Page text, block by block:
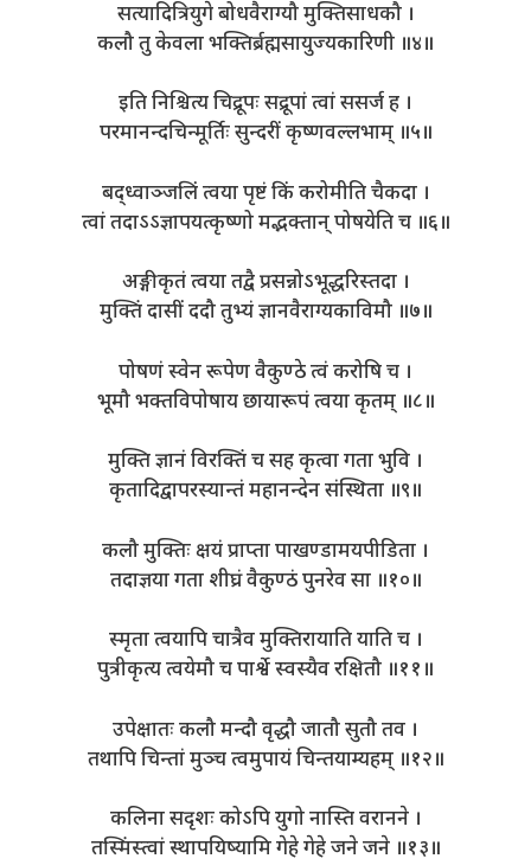
सत्यादित्रियुगे बोधवैराग्यौ मुक्तिसाधकौ ।
कलौ तु केवला भक्तिर्ब्रह्मसायुज्यकारिणी ॥४॥
इति निश्चित्य चिद्रूपः सद्रूपां त्वां ससर्ज ह ।
परमानन्दचिन्मूर्तिः सुन्दरीं कृष्णवल्लभाम् ॥५॥
बद्ध्वाञ्जलिं त्वया पृष्टं किं करोमीति चैकदा ।
त्वां तदाऽऽज्ञापयत्कृष्णो मद्भक्तान् पोषयेति च ॥६॥
अङ्गीकृतं त्वया तद्वै प्रसन्नोऽभूद्धरिस्तदा ।
मुक्तिं दासीं ददौ तुभ्यं ज्ञानवैराग्यकाविमौ ॥७॥
पोषणं स्वेन रूपेण वैकुण्ठे त्वं करोषि च ।
भूमौ भक्तविपोषाय छायारूपं त्वया कृतम् ॥८॥
मुक्ति ज्ञानं विरक्तिं च सह कृत्वा गता भुवि ।
कृतादिद्वापरस्यान्तं महानन्देन संस्थिता ॥९॥
कलौ मुक्तिः क्षयं प्राप्ता पाखण्डामयपीडिता ।
तदाज्ञया गता शीघ्रं वैकुण्ठं पुनरेव सा ॥१०॥
स्मृता त्वयापि चात्रैव मुक्तिरायाति याति च ।
पुत्रीकृत्य त्वयेमौ च पार्श्वे स्वस्यैव रक्षितौ ॥११॥
उपेक्षातः कलौ मन्दौ वृद्धौ जातौ सुतौ तव ।
तथापि चिन्तां मुञ्च त्वमुपायं चिन्तयाम्यहम् ॥१२॥
कलिना सदृशः कोऽपि युगो नास्ति वरानने ।
तस्मिंस्त्वां स्थापयिष्यामि गेहे गेहे जने जने ॥१३॥